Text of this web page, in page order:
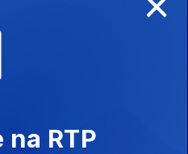
da 2ªfase
RTP